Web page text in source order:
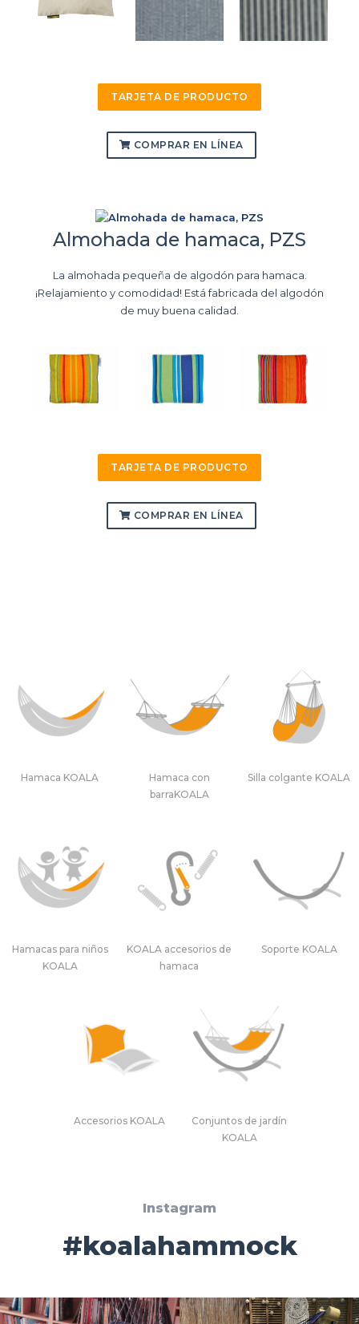
TARJETA DE PRODUCTO
COMPRAR EN LÍNEA
Almohada de hamaca, PZS
La almohada pequeña de algodón para hamaca.
¡Relajamiento y comodidad! Está fabricada del algodón
de muy buena calidad.
TARJETA DE PRODUCTO
COMPRAR EN LÍNEA
Hamaca KOALA
Hamaca con
barraKOALA
Silla colgante KOALA
Hamacas para niños
KOALA
KOALA accesorios de
hamaca
Soporte KOALA
Accesorios KOALA
Conjuntos de jardín
KOALA
Instagram
#koalahammock